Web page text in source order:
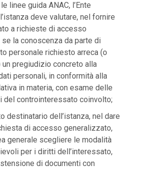
linee guida ANAC, l’Ente
deve valutare, nel fornire
a richieste di accesso
se la conoscenza da parte di
personale richiesto arreca (o
pregiudizio concreto alla
personali, in conformità alla
in materia, con esame delle
del controinteressato coinvolto;
destinatario dell’istanza, nel dare
di accesso generalizzato,
generale scegliere le modalità
per i diritti dell’interessato,
di documenti con